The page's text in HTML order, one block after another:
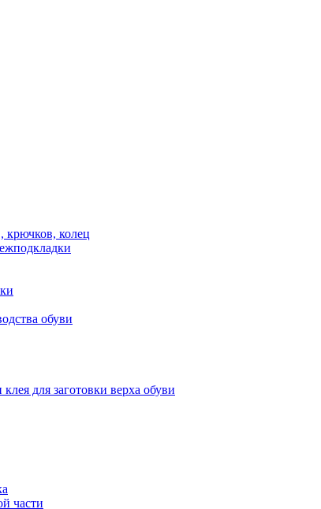
крючков, колец
обуви
для заготовки верха обуви
части